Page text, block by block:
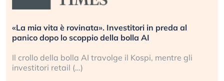
in preda al
AI
mentre gli
Quando la finanza pesa più
L’America sta ripetendo gli errori
La ricchezza mondiale cresce, ma